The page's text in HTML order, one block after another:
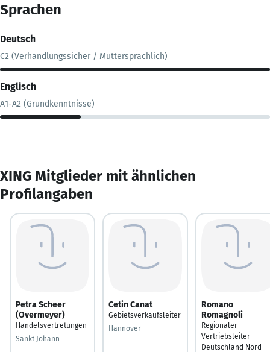
Sprachen
Deutsch
C2 (Verhandlungssicher / Muttersprachlich)
Englisch
A1-A2 (Grundkenntnisse)
XING Mitglieder mit ähnlichen
Profilangaben
Petra Scheer
(Overmeyer)
Handelsvertretungen
Sankt Johann
Cetin Canat
Gebietsverkaufsleiter
Hannover
Romano
Romagnoli
Regionaler
Vertriebsleiter
Deutschland Nord -